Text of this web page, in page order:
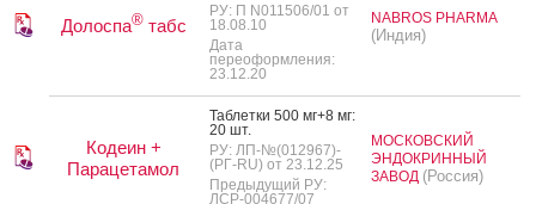
Долоспа®табс
РУ: П N011506/01 от
18.08.10
Дата
переоформления:
23.12.20
NABROS PHARMA
(Индия)
Кодеин +
Парацетамол
Таб­летки 500 мг+8 мг:
20 шт.
РУ: ЛП-№(012967)-
(РГ-RU) от 23.12.25
Предыдущий РУ:
ЛСР-004677/07
МОСКОВСКИЙ
ЭНДОКРИННЫЙ
ЗАВОД (Россия)